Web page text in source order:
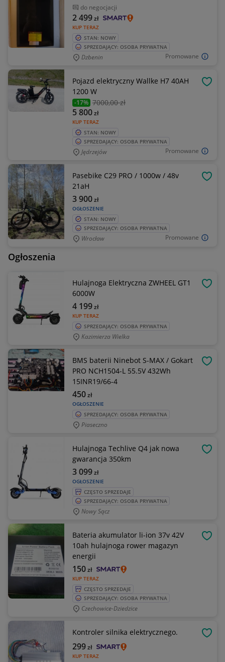
Promowane
do negocjacji
KUP TERAZ
2 499zł
STAN: NOWY
SPRZEDAJĄCY: OSOBA PRYWATNA
Dzbenin
Promowane
Pojazd elektryczny Wallke H7 40AH
1200 W
-17% 7000,00 zł
KUP TERAZ
5 800zł
STAN: NOWY
SPRZEDAJĄCY: OSOBA PRYWATNA
Jędrzejów
Promowane
Pasebike C29 PRO / 1000w / 48v
21aH
OGŁOSZENIE
3 900zł
STAN: NOWY
SPRZEDAJĄCY: OSOBA PRYWATNA
Wrocław
Ogłoszenia
Hulajnoga Elektryczna ZWHEEL GT1
6000W
KUP TERAZ
4 199zł
SPRZEDAJĄCY: OSOBA PRYWATNA
Kazimierza Wielka
BMS baterii Ninebot S-MAX / Gokart
PRO NCH1504-L 55.5V 432Wh
15INR19/66-4
OGŁOSZENIE
450zł
SPRZEDAJĄCY: OSOBA PRYWATNA
Piaseczno
Hulajnoga Techlive Q4 jak nowa
gwarancja 350km
OGŁOSZENIE
3 099zł
CZĘSTO SPRZEDAJE
SPRZEDAJĄCY: OSOBA PRYWATNA
Nowy Sącz
Bateria akumulator li-ion 37v 42V
10ah hulajnoga rower magazyn
energii
KUP TERAZ
150zł
CZĘSTO SPRZEDAJE
SPRZEDAJĄCY: OSOBA PRYWATNA
Czechowice-Dziedzice
Kontroler silnika elektrycznego.
KUP TERAZ
299zł